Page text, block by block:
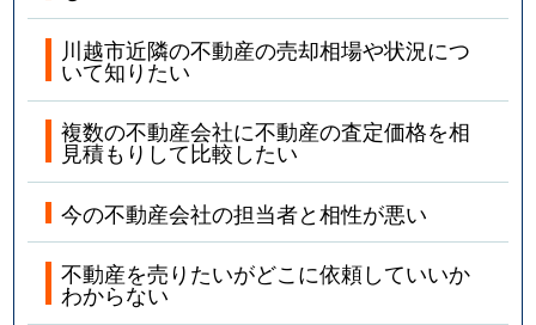
川越市近隣の不動産の売却相場や状況につ
いて知りたい
複数の不動産会社に不動産の査定価格を相
見積もりして比較したい
今の不動産会社の担当者と相性が悪い
不動産を売りたいがどこに依頼していいか
わからない